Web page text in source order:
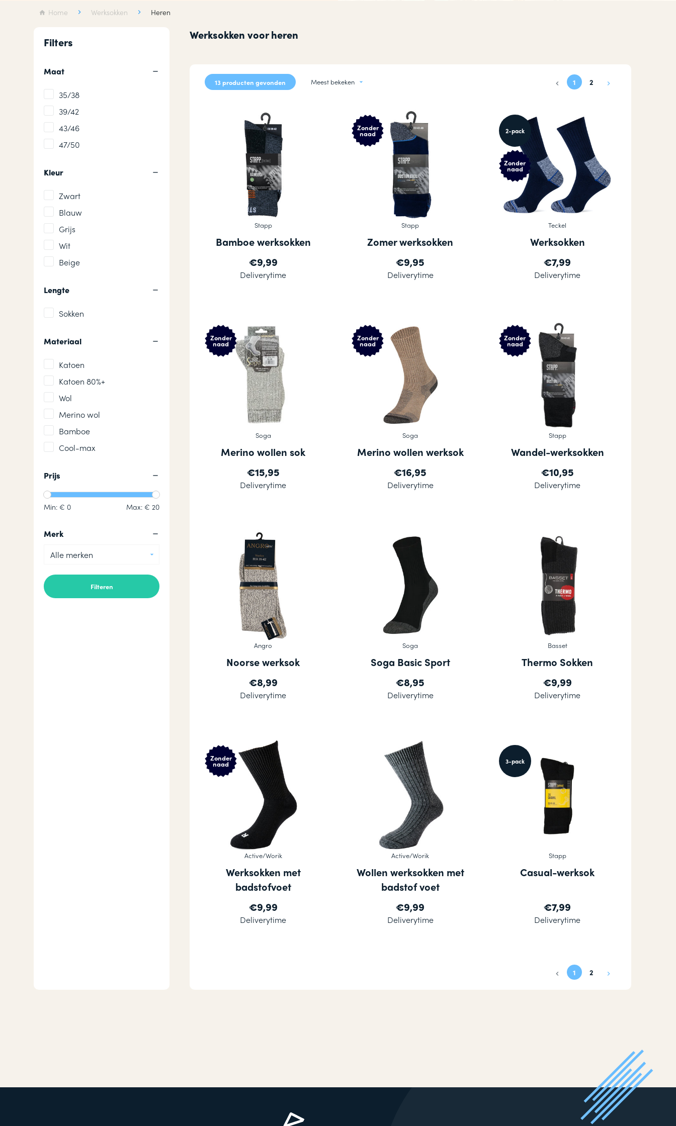
Wollen sokken
Badstof sokken
Huissokken
Home Werksokken Heren
Filters
Maat
35/38
39/42
43/46
47/50
Kleur
Zwart
Blauw
Grijs
Wit
Beige
Lengte
Sokken
Materiaal
Katoen
Katoen 80%+
Wol
Merino wol
Bamboe
Cool-max
Prijs
Min: € 0 Max: € 20
Merk
Alle merken
Werksokken voor heren
13 producten gevonden Meest bekeken 1 2
Stapp
Bamboe werksokken
€9,99
Deliverytime
Zonder
naad
Stapp
Zomer werksokken
€9,95
Deliverytime
2-pack
Zonder
naad
Teckel
Werksokken
€7,99
Deliverytime
Zonder
naad
Soga
Merino wollen sok
€15,95
Deliverytime
Zonder
naad
Soga
Merino wollen werksok
€16,95
Deliverytime
Zonder
naad
Stapp
Wandel-werksokken
€10,95
Deliverytime
Angro
Noorse werksok
€8,99
Deliverytime
Soga
Soga Basic Sport
€8,95
Deliverytime
Basset
Thermo Sokken
€9,99
Deliverytime
Zonder
naad
Active/Worik
Werksokken met
badstofvoet
€9,99
Deliverytime
Active/Worik
Wollen werksokken met
badstof voet
€9,99
Deliverytime
3-pack
Stapp
Casual-werksok
€7,99
Deliverytime
1 2